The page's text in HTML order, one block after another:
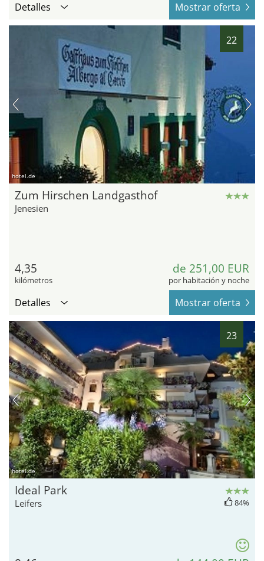
Detalles Mostrar oferta
22
hotel.de
Zum Hirschen Landgasthof
Jenesien
4,35
kilómetros
de 251,00 EUR
por habitación y noche
Detalles Mostrar oferta
23
hotel.de
Ideal Park
Leifers 84%